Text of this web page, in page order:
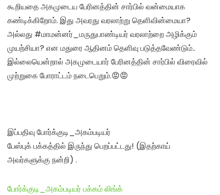
கூறியதை அகமுடைய பேரினத்தின் சார்பில் வன்மையாக
கண்டிக்கிறோம். இது அவரது வரலாற்று தெளிவின்மையா?
அல்லது #மாமன்னர்_மருதுபாண்டியர் வரலாற்றை அழிக்கும்
முயற்சியா? என மதுரை ஆதினம் தெளிவு படுத்தவேண்டும்..
இல்லையென்றால் அகமுடையார் பேரினத்தின் சார்பில் விரைவில்
முற்றுகை போராட்டம் நடைபெறும்.😡😡
இப்பதிவு போர்க்குடி_அகம்படியர்
பேஸ்புக் பக்கத்தில் இருந்து பெறப்பட்டது! (இதற்காய்
அவர்களுக்கு நன்றி) .
போர்க்குடி_அகம்படியர் பக்கம் லிங்க்